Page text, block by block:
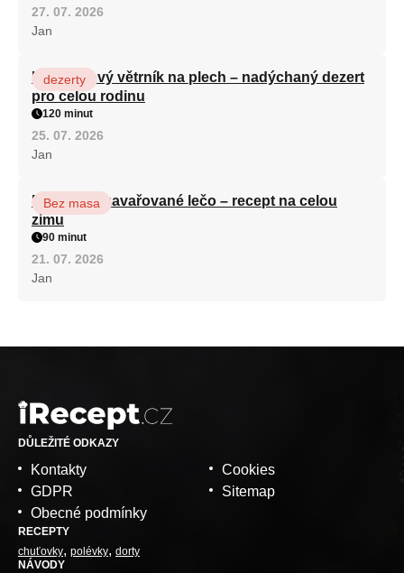
27. 07. 2026
Jan
Karamelový větrník na plech – nadýchaný dezert
pro celou rodinu
dezerty
120 minut
25. 07. 2026
Jan
Babiččino zavařované lečo – recept na celou
zimu
Bez masa
90 minut
21. 07. 2026
Jan
DŮLEŽITÉ ODKAZY
Kontakty
GDPR
Obecné podmínky
Cookies
Sitemap
RECEPTY
chuťovky polévky dorty
NÁVODY